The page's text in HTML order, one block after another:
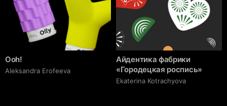
Ooh!
Aleksandra Erofeeva
Айдентика фабрики
«Городецкая роспись»
Ekaterina Kotrachyova